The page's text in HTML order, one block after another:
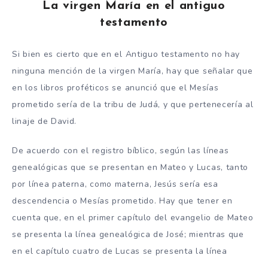
La virgen María en el antiguo
testamento
Si bien es cierto que en el Antiguo testamento no hay
ninguna mención de la virgen María, hay que señalar que
en los libros proféticos se anunció que el Mesías
prometido sería de la tribu de Judá, y que pertenecería al
linaje de David.
De acuerdo con el registro bíblico, según las líneas
genealógicas que se presentan en Mateo y Lucas, tanto
por línea paterna, como materna, Jesús sería esa
descendencia o Mesías prometido. Hay que tener en
cuenta que, en el primer capítulo del evangelio de Mateo
se presenta la línea genealógica de José; mientras que
en el capítulo cuatro de Lucas se presenta la línea